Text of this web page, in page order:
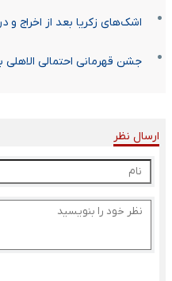
اشک‌های زکریا بعد از اخراج
جشن قهرمانی احتمالی الاهلی
ارسال نظر